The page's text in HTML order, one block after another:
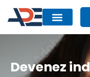
Devenez